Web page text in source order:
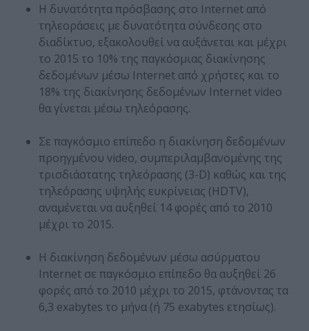
Η δυνατότητα πρόσβασης στο Internet από
τηλεοράσεις με δυνατότητα σύνδεσης στο
διαδίκτυο, εξακολουθεί να αυξάνεται και μέχρι
το 2015 το 10% της παγκόσμιας διακίνησης
δεδομένων μέσω Internet από χρήστες και το
18% της διακίνησης δεδομένων Internet video
θα γίνεται μέσω τηλεόρασης.
Σε παγκόσμιο επίπεδο η διακίνηση δεδομένων
προηγμένου video, συμπεριλαμβανομένης της
τρισδιάστατης τηλεόρασης (3-D) καθώς και της
τηλεόρασης υψηλής ευκρίνειας (HDTV),
αναμένεται να αυξηθεί 14 φορές από το 2010
μέχρι το 2015.
Η διακίνηση δεδομένων μέσω ασύρματου
Internet σε παγκόσμιο επίπεδο θα αυξηθεί 26
φορές από το 2010 μέχρι το 2015, φτάνοντας τα
6,3 exabytes το μήνα (ή 75 exabytes ετησίως).